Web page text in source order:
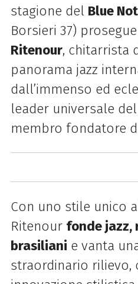
stagione del Blue
Borsieri 37)
Ritenour, chitarrista
panorama jazz
dall’immenso ed
leader universale
membro fondatore
Con uno stile unico
Ritenour fonde jazz,
brasiliani e vanta
straordinario rilievo,